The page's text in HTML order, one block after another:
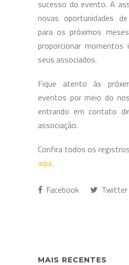
sucesso do evento. A
novas oportunidades
para os próximos
proporcionar momentos
seus associados.
Fique atento às
eventos por meio do
entrando em contato
associação.
Confira todos os
aqui.
Facebook Twitter
MAIS RECENTES